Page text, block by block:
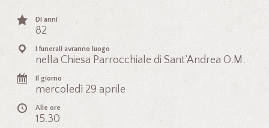
Di anni
82
I funerali avranno luogo
nella Chiesa Parrocchiale di Sant’Andrea O.M.
Il giorno
mercoledì 29 aprile
Alle ore
15.30